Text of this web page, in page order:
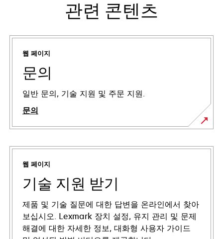
관련 콘텐츠
웹 페이지
문의
일반 문의, 기술 지원 및 주문 지원.
문의
웹 페이지
기술 지원 받기
제품 및 기술 질문에 대한 답변을 온라인에서 찾아
보십시오. Lexmark 장치 설정, 유지 관리 및 문제
해결에 대한 자세한 정보, 대화형 사용자 가이드